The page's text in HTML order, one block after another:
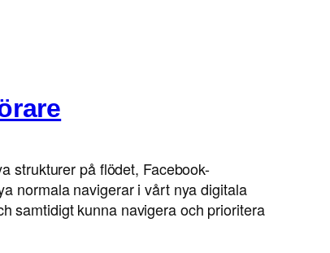
strukturer på flödet, Facebook-
normala navigerar i vårt nya digitala
samtidigt kunna navigera och prioritera